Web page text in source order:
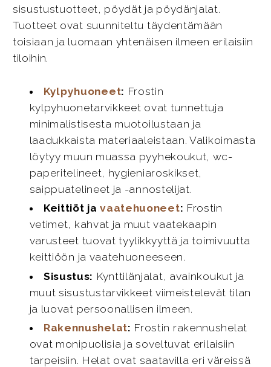
sisustustuotteet, pöydät ja pöydänjalat.
Tuotteet ovat suunniteltu täydentämään
toisiaan ja luomaan yhtenäisen ilmeen erilaisiin
tiloihin.
Kylpyhuoneet: Frostin
kylpyhuonetarvikkeet ovat tunnettuja
minimalistisesta muotoilustaan ja
laadukkaista materiaaleistaan. Valikoimasta
löytyy muun muassa pyyhekoukut, wc-
paperitelineet, hygieniaroskikset,
saippuatelineet ja -annostelijat.
Keittiöt javaatehuoneet: Frostin
vetimet, kahvat ja muut vaatekaapin
varusteet tuovat tyylikkyyttä ja toimivuutta
keittiöön ja vaatehuoneeseen.
Sisustus: Kynttilänjalat, avainkoukut ja
muut sisustustarvikkeet viimeistelevät tilan
ja luovat persoonallisen ilmeen.
Rakennushelat: Frostin rakennushelat
ovat monipuolisia ja soveltuvat erilaisiin
tarpeisiin. Helat ovat saatavilla eri väreissä